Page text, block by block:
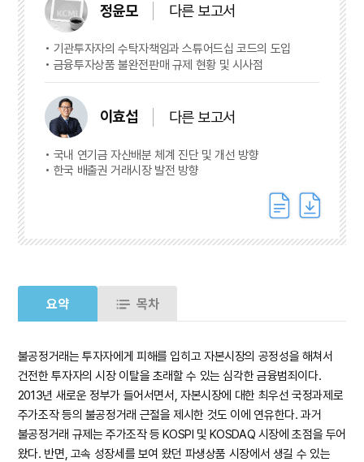
정윤모 다른 보고서
기관투자자의 수탁자책임과 스튜어드십 코드의 도입
금융투자상품 불완전판매 규제 현황 및 시사점
이효섭 다른 보고서
국내 연기금 자산배분 체계 진단 및 개선 방향
한국 배출권 거래시장 발전 방향
요약 목차
불공정거래는 투자자에게 피해를 입히고 자본시장의 공정성을 해쳐서
건전한 투자자의 시장 이탈을 초래할 수 있는 심각한 금융범죄이다.
2013년 새로운 정부가 들어서면서, 자본시장에 대한 최우선 국정과제로
주가조작 등의 불공정거래 근절을 제시한 것도 이에 연유한다. 과거
불공정거래 규제는 주가조작 등 KOSPI 및 KOSDAQ 시장에 초점을 두어
왔다. 반면, 고속 성장세를 보여 왔던 파생상품 시장에서 생길 수 있는